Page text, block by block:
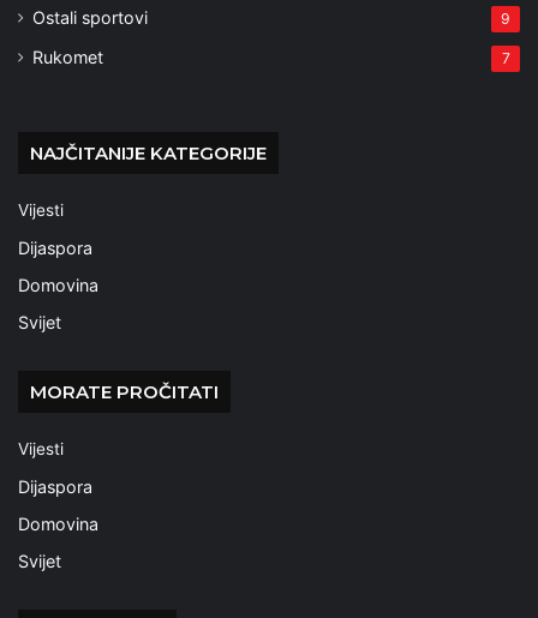
Ostali sportovi 9
Rukomet 7
NAJČITANIJE KATEGORIJE
Vijesti
Dijaspora
Domovina
Svijet
MORATE PROČITATI
Vijesti
Dijaspora
Domovina
Svijet